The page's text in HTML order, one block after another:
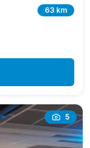
63 km
5